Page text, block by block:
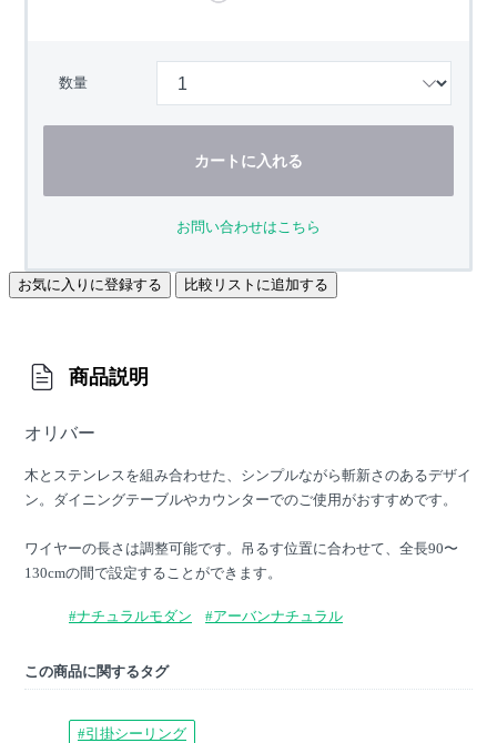
数量
カートに入れる
お問い合わせはこちら
お気に入りに登録する 比較リストに追加する
商品説明
オリバー
木とステンレスを組み合わせた、シンプルながら斬新さのあるデザイ
ン。ダイニングテーブルやカウンターでのご使用がおすすめです。
ワイヤーの長さは調整可能です。吊るす位置に合わせて、全長90〜
130cmの間で設定することができます。
#ナチュラルモダン #アーバンナチュラル
この商品に関するタグ
#引掛シーリング